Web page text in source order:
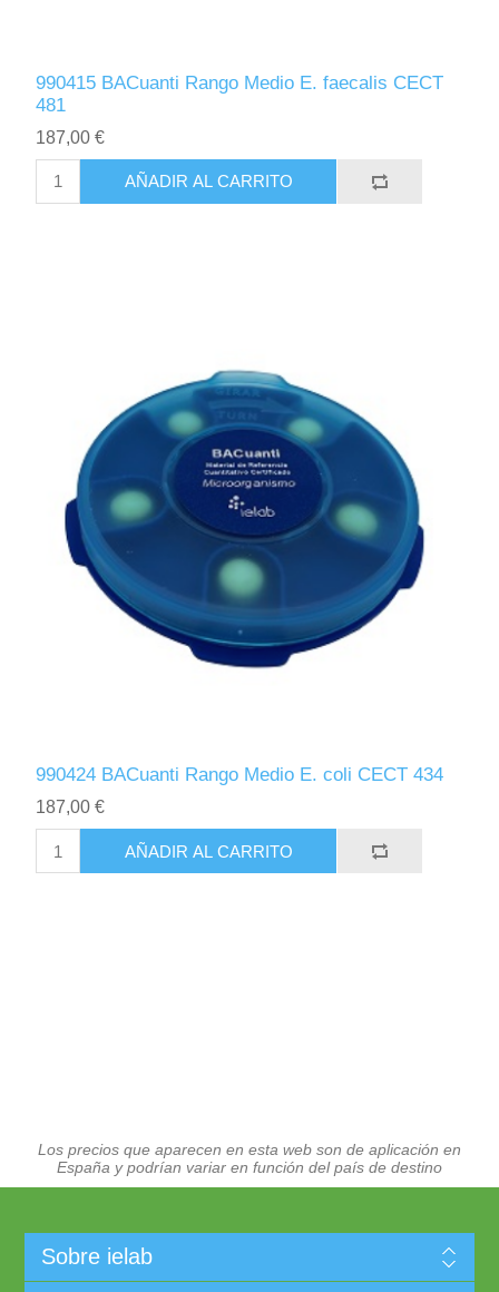
990415 BACuanti Rango Medio E. faecalis CECT
481
187,00 €
AÑADIR AL CARRITO
990424 BACuanti Rango Medio E. coli CECT 434
187,00 €
AÑADIR AL CARRITO
Los precios que aparecen en esta web son de aplicación en
España y podrían variar en función del país de destino
Sobre ielab